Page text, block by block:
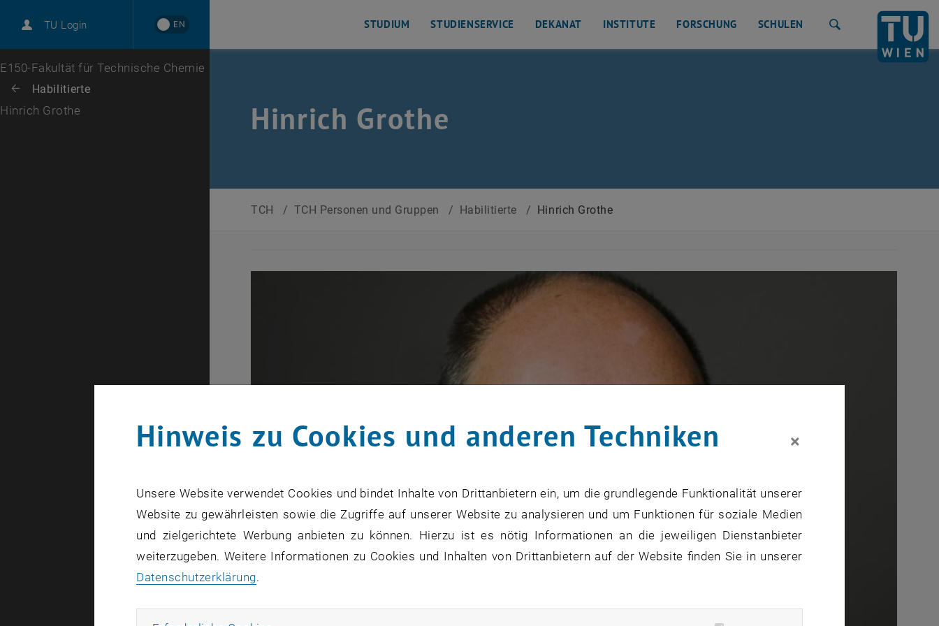
TU Login EN
Zur 1. Menü Ebene
E150-Fakultät für Technische Chemie
Zurück: Subseiten von Habilitierte auflisten
Zurück zur letzten Ebene:
Habilitierte
Hinrich Grothe
STUDIUM STUDIENSERVICE DEKANAT INSTITUTE FORSCHUNG SCHULEN
Hinrich Grothe
TCH / TCH Personen und Gruppen / Habilitierte / Hinrich Grothe
Hinweis zu Cookies und anderen Techniken ×
Unsere Website verwendet Cookies und bindet Inhalte von Drittanbietern ein, um die grundlegende Funktionalität unserer
Website zu gewährleisten sowie die Zugriffe auf unserer Website zu analysieren und um Funktionen für soziale Medien
und zielgerichtete Werbung anbieten zu können. Hierzu ist es nötig Informationen an die jeweiligen Dienstanbieter
weiterzugeben. Weitere Informationen zu Cookies und Inhalten von Drittanbietern auf der Website finden Sie in unserer
Datenschutzerklärung.